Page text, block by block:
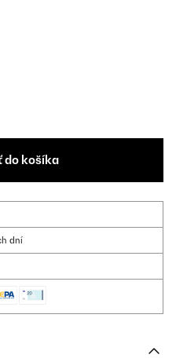
do košíka
dní